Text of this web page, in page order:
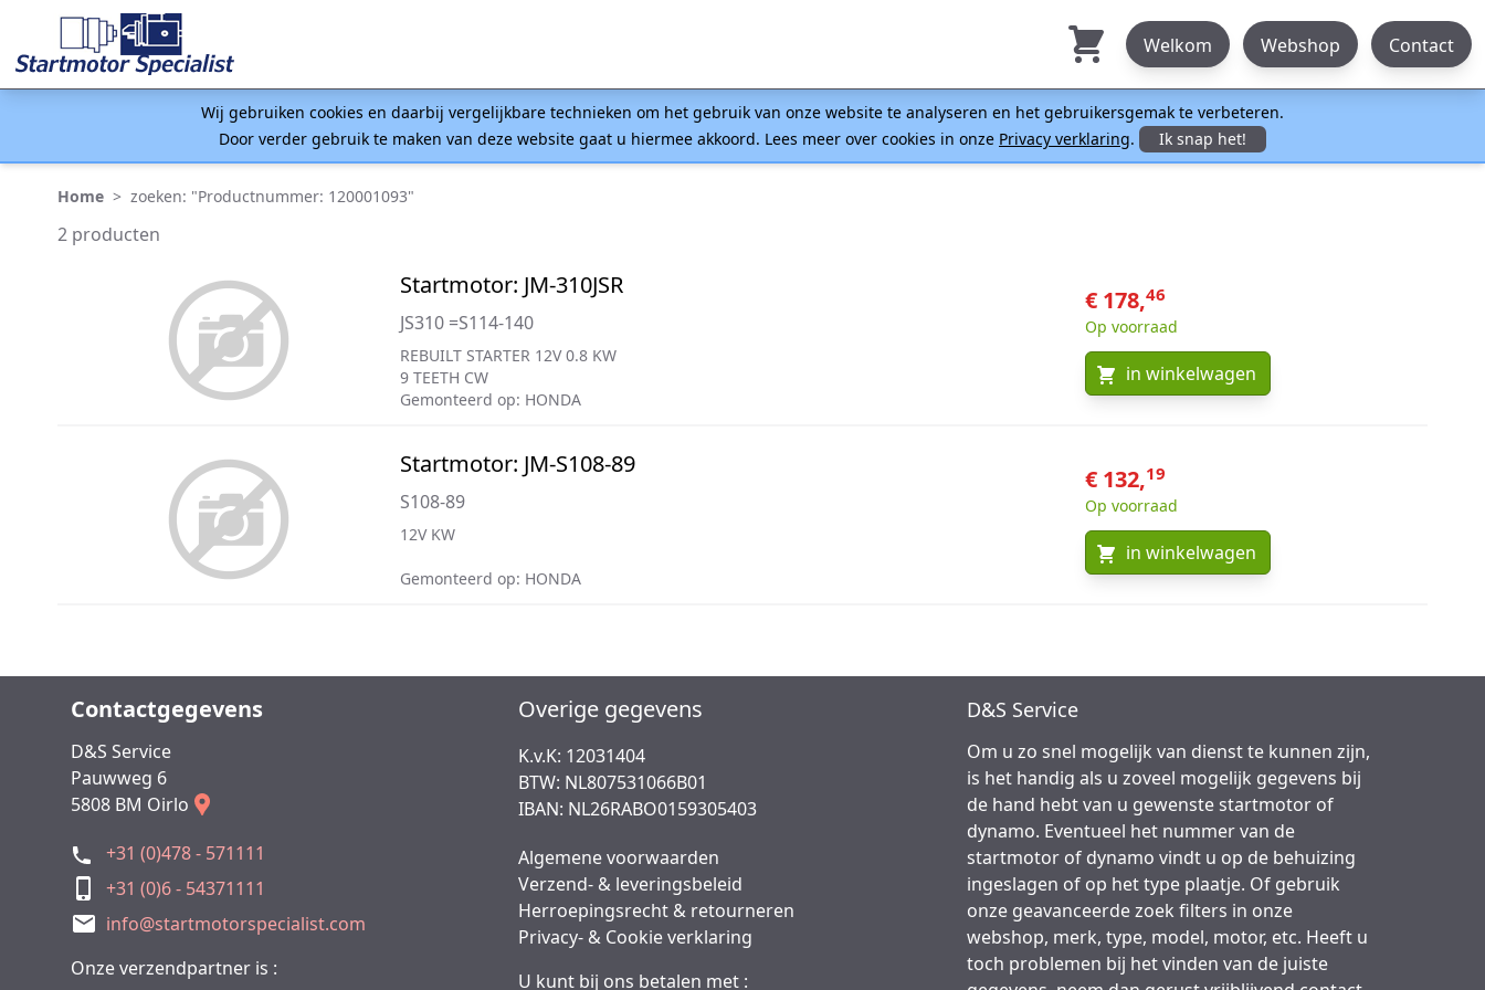
Welkom Webshop Contact
Wij gebruiken cookies en daarbij vergelijkbare technieken om het gebruik van onze website te analyseren en het gebruikersgemak te verbeteren.
Door verder gebruik te maken van deze website gaat u hiermee akkoord. Lees meer over cookies in onze Privacy verklaring. Ik snap het!
Home > zoeken: "Productnummer: 120001093"
2 producten
Startmotor: JM-310JSR
JS310 =S114-140
REBUILT STARTER 12V 0.8 KW
9 TEETH CW
Gemonteerd op: HONDA
€ 178,46
Op voorraad
in winkelwagen
Startmotor: JM-S108-89
S108-89
12V KW
Gemonteerd op: HONDA
€ 132,19
Op voorraad
in winkelwagen
Contactgegevens
D&S Service
Pauwweg 6
5808 BM Oirlo
+31 (0)478 - 571111
+31 (0)6 - 54371111
info@startmotorspecialist.com
Onze verzendpartner is :
Overige gegevens
K.v.K: 12031404
BTW: NL807531066B01
IBAN: NL26RABO0159305403
Algemene voorwaarden
Verzend- & leveringsbeleid
Herroepingsrecht & retourneren
Privacy- & Cookie verklaring
U kunt bij ons betalen met :
D&S Service
Om u zo snel mogelijk van dienst te kunnen zijn,
is het handig als u zoveel mogelijk gegevens bij
de hand hebt van u gewenste startmotor of
dynamo. Eventueel het nummer van de
startmotor of dynamo vindt u op de behuizing
ingeslagen of op het type plaatje. Of gebruik
onze geavanceerde zoek filters in onze
webshop, merk, type, model, motor, etc. Heeft u
toch problemen bij het vinden van de juiste